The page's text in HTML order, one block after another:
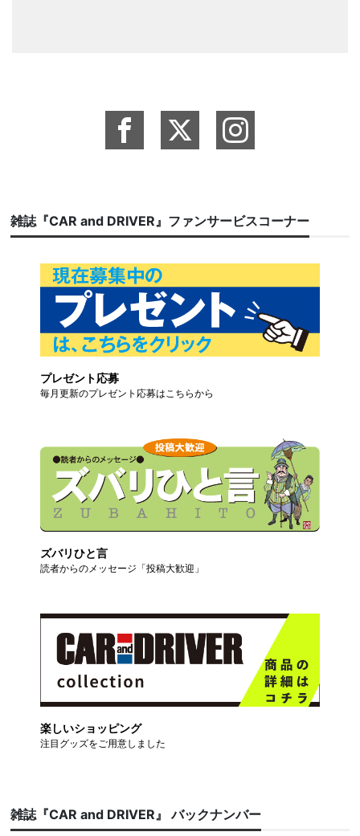
雑誌『CAR and DRIVER』ファンサービスコーナー
プレゼント応募
毎月更新のプレゼント応募はこちらから
ズバリひと言
読者からのメッセージ「投稿大歓迎」
楽しいショッピング
注目グッズをご用意しました
雑誌『CAR and DRIVER』 バックナンバー